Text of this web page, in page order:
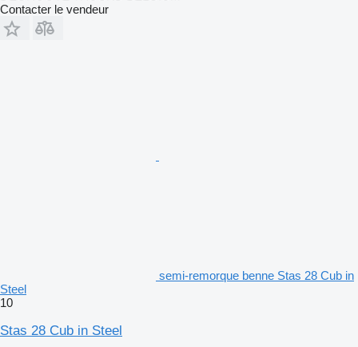
Contacter le vendeur
semi-remorque benne Stas 28 Cub in
Steel
10
Stas 28 Cub in Steel